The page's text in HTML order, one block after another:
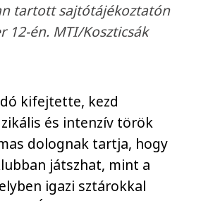
tartott sajtótájékoztatón
12-én. MTI/Koszticsák
kifejtette, kezd
és intenzív török
dolognak tartja, hogy
játszhat, mint a
igazi sztárokkal